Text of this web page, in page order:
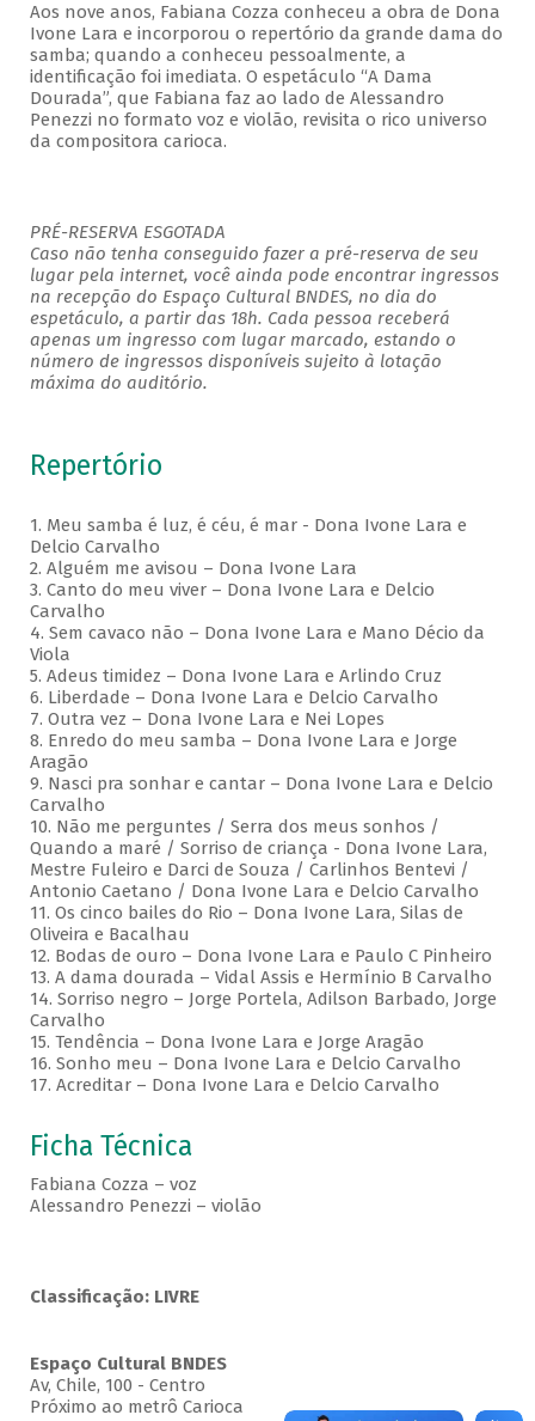
Aos nove anos, Fabiana Cozza conheceu a obra de Dona
Ivone Lara e incorporou o repertório da grande dama do
samba; quando a conheceu pessoalmente, a
identificação foi imediata. O espetáculo “A Dama
Dourada”, que Fabiana faz ao lado de Alessandro
Penezzi no formato voz e violão, revisita o rico universo
da compositora carioca.
PRÉ-RESERVA ESGOTADA
Caso não tenha conseguido fazer a pré-reserva de seu
lugar pela internet, você ainda pode encontrar ingressos
na recepção do Espaço Cultural BNDES, no dia do
espetáculo, a partir das 18h. Cada pessoa receberá
apenas um ingresso com lugar marcado, estando o
número de ingressos disponíveis sujeito à lotação
máxima do auditório.
Repertório
1. Meu samba é luz, é céu, é mar - Dona Ivone Lara e
Delcio Carvalho
2. Alguém me avisou – Dona Ivone Lara
3. Canto do meu viver – Dona Ivone Lara e Delcio
Carvalho
4. Sem cavaco não – Dona Ivone Lara e Mano Décio da
Viola
5. Adeus timidez – Dona Ivone Lara e Arlindo Cruz
6. Liberdade – Dona Ivone Lara e Delcio Carvalho
7. Outra vez – Dona Ivone Lara e Nei Lopes
8. Enredo do meu samba – Dona Ivone Lara e Jorge
Aragão
9. Nasci pra sonhar e cantar – Dona Ivone Lara e Delcio
Carvalho
10. Não me perguntes / Serra dos meus sonhos /
Quando a maré / Sorriso de criança - Dona Ivone Lara,
Mestre Fuleiro e Darci de Souza / Carlinhos Bentevi /
Antonio Caetano / Dona Ivone Lara e Delcio Carvalho
11. Os cinco bailes do Rio – Dona Ivone Lara, Silas de
Oliveira e Bacalhau
12. Bodas de ouro – Dona Ivone Lara e Paulo C Pinheiro
13. A dama dourada – Vidal Assis e Hermínio B Carvalho
14. Sorriso negro – Jorge Portela, Adilson Barbado, Jorge
Carvalho
15. Tendência – Dona Ivone Lara e Jorge Aragão
16. Sonho meu – Dona Ivone Lara e Delcio Carvalho
17. Acreditar – Dona Ivone Lara e Delcio Carvalho
Ficha Técnica
Fabiana Cozza – voz
Alessandro Penezzi – violão
Classificação: LIVRE
Espaço Cultural BNDES
Av, Chile, 100 - Centro
Próximo ao metrô Carioca